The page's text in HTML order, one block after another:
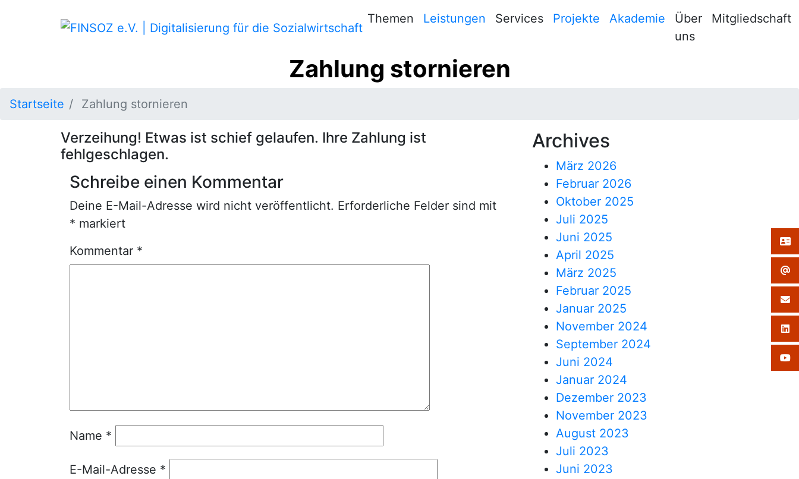
Themen Leistungen Services Projekte Akademie
Über
uns
Mitgliedschaft
Zahlung stornieren
Startseite Zahlung stornieren
Verzeihung! Etwas ist schief gelaufen. Ihre Zahlung ist
fehlgeschlagen.
Schreibe einen Kommentar
Deine E-Mail-Adresse wird nicht veröffentlicht. Erforderliche Felder sind mit
* markiert
Kommentar *
Name *
E-Mail-Adresse *
Archives
März 2026
Februar 2026
Oktober 2025
Juli 2025
Juni 2025
April 2025
März 2025
Februar 2025
Januar 2025
November 2024
September 2024
Juni 2024
Januar 2024
Dezember 2023
November 2023
August 2023
Juli 2023
Juni 2023